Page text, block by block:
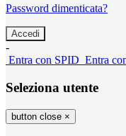
Password dimenticata?
-
Entra con SPID Entra
Seleziona utente
button close ×